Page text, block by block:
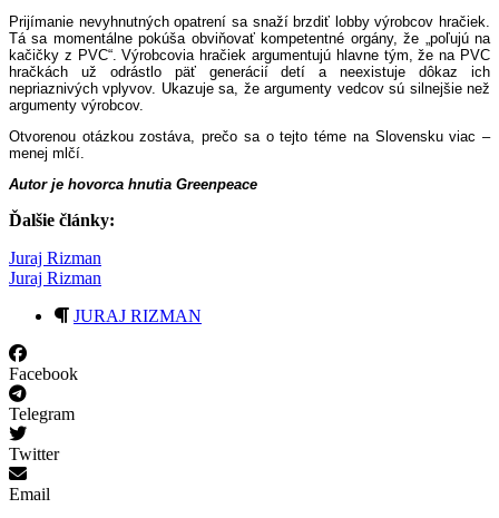
Prijímanie nevyhnutných opatrení sa snaží brzdiť lobby výrobcov hračiek.
Tá sa momentálne pokúša obviňovať kompetentné orgány, že „poľujú na
kačičky z PVC“. Výrobcovia hračiek argumentujú hlavne tým, že na PVC
hračkách už odrástlo päť generácií detí a neexistuje dôkaz ich
nepriaznivých vplyvov. Ukazuje sa, že argumenty vedcov sú silnejšie než
argumenty výrobcov.
Otvorenou otázkou zostáva, prečo sa o tejto téme na Slovensku viac –
menej mlčí.
Autor je hovorca hnutia Greenpeace
Ďalšie články:
Juraj Rizman
Juraj Rizman
JURAJ RIZMAN
Facebook
Telegram
Twitter
Email